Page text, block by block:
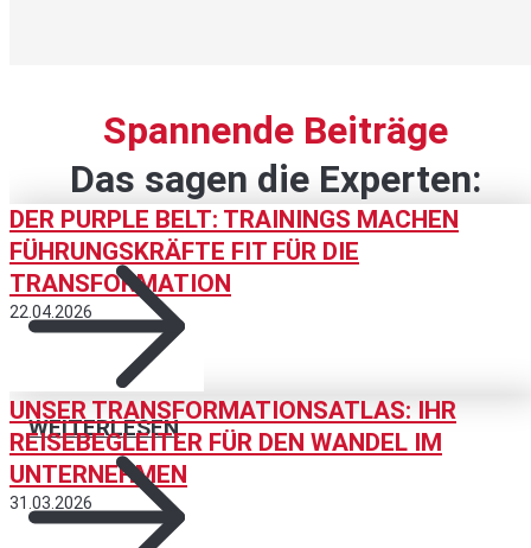
Spannende Beiträge
Das sagen die Experten:
DER PURPLE BELT: TRAININGS MACHEN
FÜHRUNGSKRÄFTE FIT FÜR DIE
TRANSFORMATION
22.04.2026
WEITERLESEN
UNSER TRANSFORMATIONSATLAS: IHR
REISEBEGLEITER FÜR DEN WANDEL IM
UNTERNEHMEN
31.03.2026